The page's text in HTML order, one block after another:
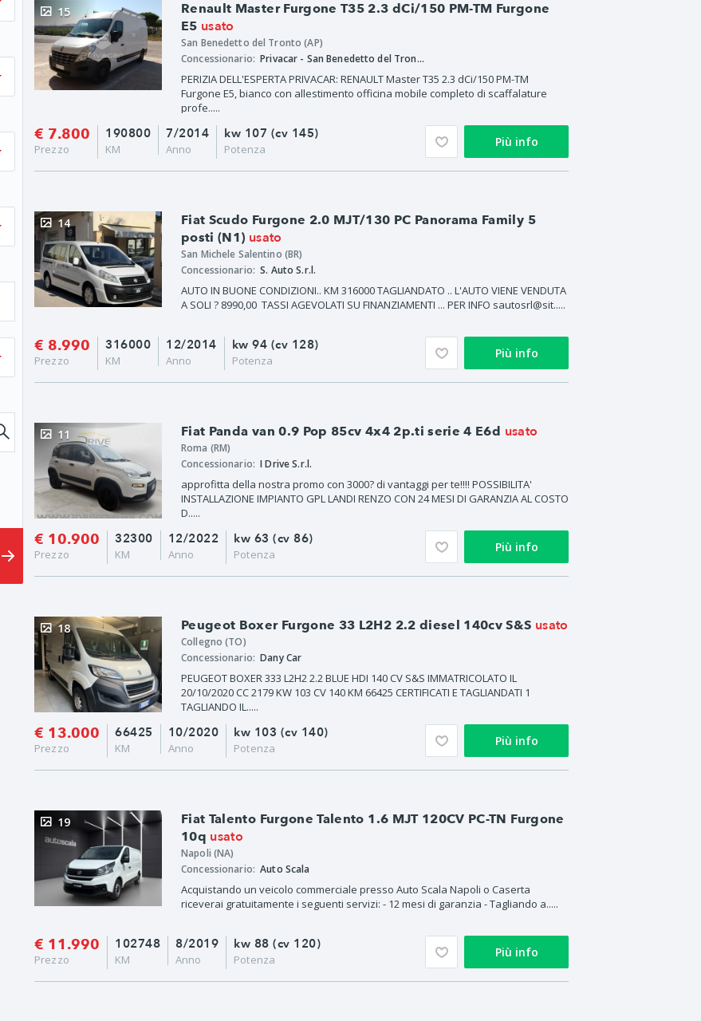
Renault Master Furgone T35 2.3 dCi/150 PM-TM Furgone
E5 usato
15
San Benedetto del Tronto (AP)
Concessionario:
Privacar - San Benedetto del Tronto
PERIZIA DELL'ESPERTA PRIVACAR: RENAULT Master T35 2.3 dCi/150 PM-TM
Furgone E5, bianco con allestimento officina mobile completo di scaffalature
profe.....
€ 7.800
Prezzo
7/2014
Anno
190800
KM
kw 107 (cv 145)
Potenza Più info
Fiat Scudo Furgone 2.0 MJT/130 PC Panorama Family 5
posti (N1) usato
14
San Michele Salentino (BR)
Concessionario: S. Auto S.r.l.
AUTO IN BUONE CONDIZIONI.. KM 316000 TAGLIANDATO .. L'AUTO VIENE VENDUTA
A SOLI ? 8990,00 TASSI AGEVOLATI SU FINANZIAMENTI ... PER INFO sautosrl@sit.....
€ 8.990
Prezzo
12/2014
Anno
316000
KM
kw 94 (cv 128)
Potenza Più info
Fiat Panda van 0.9 Pop 85cv 4x4 2p.ti serie 4 E6d usato
11
Roma (RM)
Concessionario: I Drive S.r.l.
approfitta della nostra promo con 3000? di vantaggi per te!!!! POSSIBILITA'
INSTALLAZIONE IMPIANTO GPL LANDI RENZO CON 24 MESI DI GARANZIA AL COSTO
D.....
€ 10.900
Prezzo
12/2022
Anno
32300
KM
kw 63 (cv 86)
Potenza Più info
Peugeot Boxer Furgone 33 L2H2 2.2 diesel 140cv S&S usato
18
Collegno (TO)
Concessionario: Dany Car
PEUGEOT BOXER 333 L2H2 2.2 BLUE HDI 140 CV S&S IMMATRICOLATO IL
20/10/2020 CC 2179 KW 103 CV 140 KM 66425 CERTIFICATI E TAGLIANDATI 1
TAGLIANDO IL.....
€ 13.000
Prezzo
10/2020
Anno
66425
KM
kw 103 (cv 140)
Potenza Più info
Fiat Talento Furgone Talento 1.6 MJT 120CV PC-TN Furgone
10q usato
19
Napoli (NA)
Concessionario: Auto Scala
Acquistando un veicolo commerciale presso Auto Scala Napoli o Caserta
riceverai gratuitamente i seguenti servizi: - 12 mesi di garanzia - Tagliando a.....
€ 11.990
Prezzo
8/2019
Anno
102748
KM
kw 88 (cv 120)
Potenza Più info